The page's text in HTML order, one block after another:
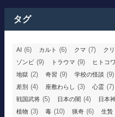
タグ
AI (6) カルト (6) クマ (7) ク
ゾンビ (9) トラウマ (9) ヒトコワ
地獄 (2) 奇習 (9) 学校の怪談 (9)
差別 (4) 座敷わらし (3) 心霊 (7)
戦国武将 (5) 日本の闇 (4) 日本
植物 (3) 毒 (10) 猟奇 (6) 生贄